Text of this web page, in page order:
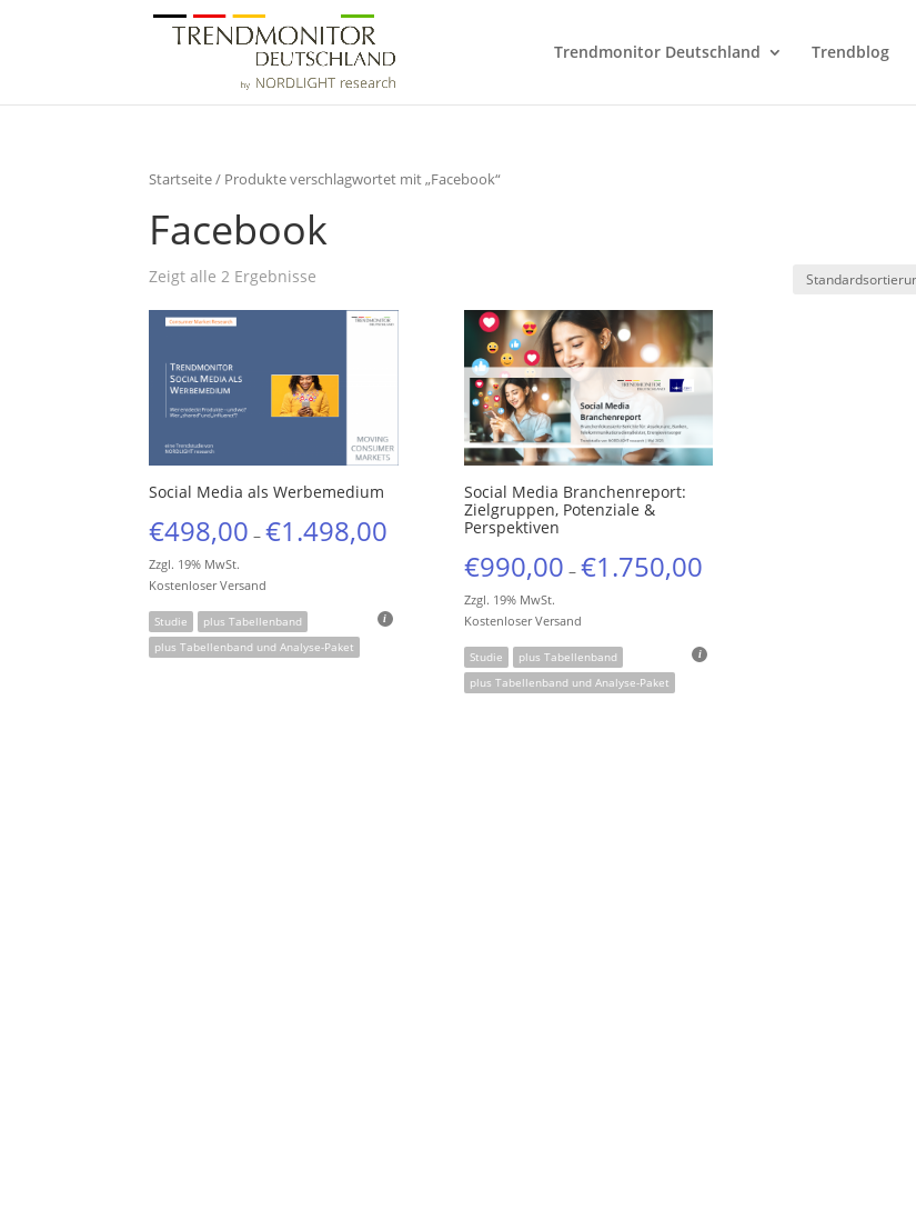
Trendmonitor Deutschland Trendblog
Startseite/ Produkte verschlagwortet mit „Facebook“
Facebook
Zeigt alle 2 Ergebnisse
Social Media als Werbemedium
€498,00 –€1.498,00
Zzgl. 19% MwSt.
Kostenloser Versand
Studie
plus Tabellenband
plus Tabellenband und Analyse-Paket
Social Media Branchenreport:
Zielgruppen, Potenziale &
Perspektiven
€990,00 – €1.750,00
Zzgl. 19% MwSt.
Kostenloser Versand
Studie
plus Tabellenband
plus Tabellenband und Analyse-Paket